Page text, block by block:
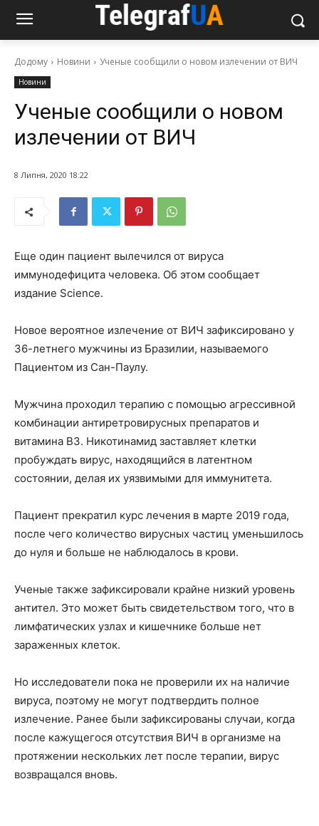
Додому Новини Ученые сообщили о новом излечении от ВИЧ
Новини
Ученые сообщили о новом
излечении от ВИЧ
8 Липня, 2020 18:22
Еще один пациент вылечился от вируса
иммунодефицита человека. Об этом сообщает
издание Science.
Новое вероятное излечение от ВИЧ зафиксировано у
36-летнего мужчины из Бразилии, называемого
Пациентом из Сан-Паулу.
Мужчина проходил терапию с помощью агрессивной
комбинации антиретровирусных препаратов и
витамина В3. Никотинамид заставляет клетки
пробуждать вирус, находящийся в латентном
состоянии, делая их уязвимыми для иммунитета.
Пациент прекратил курс лечения в марте 2019 года,
после чего количество вирусных частиц уменьшилось
до нуля и больше не наблюдалось в крови.
Ученые также зафиксировали крайне низкий уровень
антител. Это может быть свидетельством того, что в
лимфатических узлах и кишечнике больше нет
зараженных клеток.
Но исследователи пока не проверили их на наличие
вируса, поэтому не могут подтвердить полное
излечение. Ранее были зафиксированы случаи, когда
после кажущегося отсутствия ВИЧ в организме на
протяжении нескольких лет после терапии, вирус
возвращался вновь.